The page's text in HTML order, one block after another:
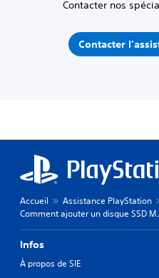
Contacter nos
Contacter
Accueil Assistance PlayStation
Comment ajouter un disque SSD
Infos
À propos de SIE